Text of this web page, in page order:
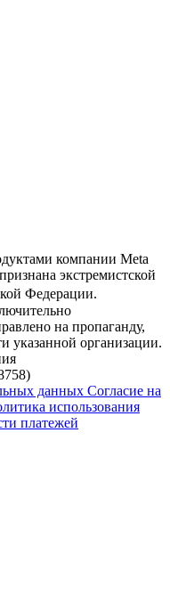
компании Meta
экстремистской
Федерации.
на пропаганду,
указанной организации.
данных Согласие на
использования
платежей